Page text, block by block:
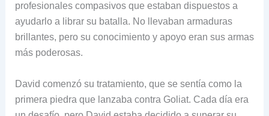
profesionales compasivos que estaban dispuestos a
ayudarlo a librar su batalla. No llevaban armaduras
brillantes, pero su conocimiento y apoyo eran sus armas
más poderosas.
David comenzó su tratamiento, que se sentía como la
primera piedra que lanzaba contra Goliat. Cada día era